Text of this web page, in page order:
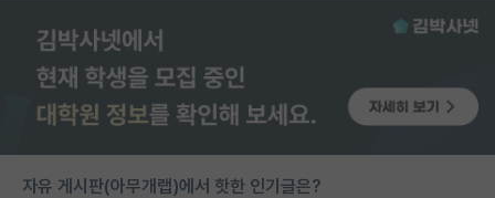
자유 게시판(아무개랩)에서 핫한 인기글은?